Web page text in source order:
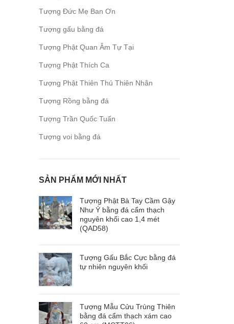
Tượng Đức Mẹ Ban Ơn
Tượng gấu bằng đá
Tượng Phật Quan Âm Tự Tại
Tượng Phật Thích Ca
Tượng Phật Thiên Thủ Thiên Nhãn
Tượng Rồng bằng đá
Tượng Trần Quốc Tuấn
Tượng voi bằng đá
SẢN PHẨM MỚI NHẤT
Tượng Phật Bà Tay Cầm Gậy
Như Ý bằng đá cẩm thạch
nguyên khối cao 1,4 mét
(QAD58)
Tượng Gấu Bắc Cực bằng đá
tự nhiên nguyên khối
Tượng Mẫu Cửu Trùng Thiên
bằng đá cẩm thạch xám cao